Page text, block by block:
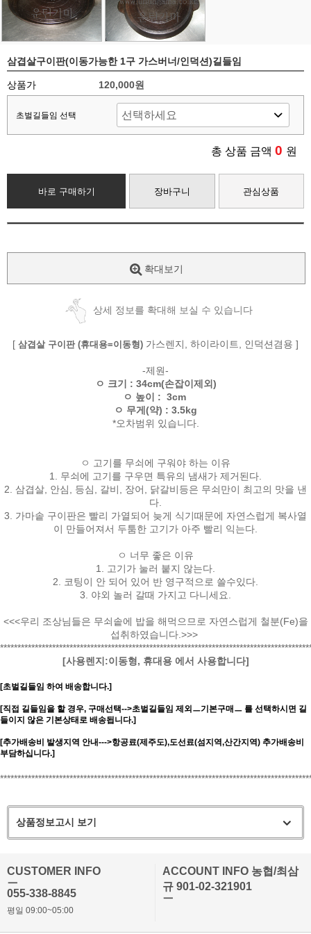
삼겹살구이판(이동가능한 1구 가스버너/인덕션)길들임
상품가 120,000원
초벌길들임 선택
총 상품 금액 0 원
바로 구매하기 장바구니 관심상품
확대보기
상세 정보를 확대해 보실 수 있습니다
[ 삼겹살 구이판 (휴대용=이동형) 가스렌지, 하이라이트, 인덕션겸용 ]
-제원-
ㅇ 크기 : 34cm(손잡이제외)
ㅇ 높이 : 3cm
ㅇ 무게(약) : 3.5kg
*오차범위 있습니다.
ㅇ 고기를 무쇠에 구워야 하는 이유
1. 무쇠에 고기를 구우면 특유의 냄새가 제거된다.
2. 삼겹살, 안심, 등심, 갈비, 장어, 닭갈비등은 무쇠만이 최고의 맛을 낸
다.
3. 가마솥 구이판은 빨리 가열되어 늦게 식기때문에 자연스럽게 복사열
이 만들어져서 두툼한 고기가 아주 빨리 익는다.
ㅇ 너무 좋은 이유
1. 고기가 눌러 붙지 않는다.
2. 코팅이 안 되어 있어 반 영구적으로 쓸수있다.
3. 야외 놀러 갈때 가지고 다니세요.
<<<우리 조상님들은 무쇠솥에 밥을 해먹으므로 자연스럽게 철분(Fe)을
섭취하였습니다.>>>
[사용렌지:이동형, 휴대용 에서 사용합니다]
[초벌길들임 하여 배송합니다.]
[직접 길들임을 할 경우, 구매선택-->초벌길들임 제외ㅡ기본구매ㅡ 를 선택하시면 길
들이지 않은 기본상태로 배송됩니다.]
[추가배송비 발생지역 안내--->항공료(제주도),도선료(섬지역,산간지역) 추가배송비
부담하십니다.]
상품정보고시 보기
CUSTOMER INFO
ㅡ
055-338-8845
평일 09:00~05:00
ACCOUNT INFO 농협/최삼
규 901-02-321901
ㅡ